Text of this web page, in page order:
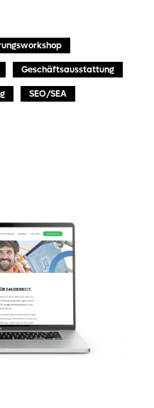
Geschäftsausstattung
SEO/SEA